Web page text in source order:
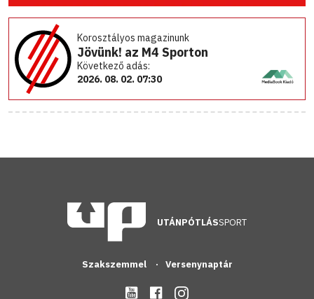
Korosztályos magazinunk
Jövünk! az M4 Sporton
Következő adás:
2026. 08. 02. 07:30
UTÁNPÓTLÁSSPORT
Szakszemmel Versenynaptár